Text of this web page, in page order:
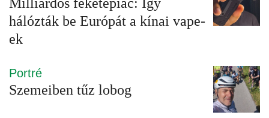
Milliárdos feketepiac: Így
hálózták be Európát a kínai vape-
ek
Portré
Szemeiben tűz lobog